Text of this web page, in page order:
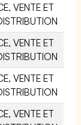
VENTE ET
VENTE ET
VENTE ET
VENTE ET